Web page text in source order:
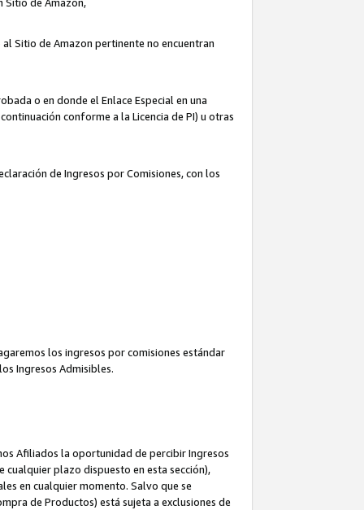
Sitio de Amazon pertinente no encuentran
o en donde el Enlace Especial en una
conforme a la Licencia de PI) u otras
de Ingresos por Comisiones, con los
los ingresos por comisiones estándar
Ingresos Admisibles.
Afiliados la oportunidad de percibir Ingresos
cualquier plazo dispuesto en esta sección),
en cualquier momento. Salvo que se
de Productos) está sujeta a exclusiones de